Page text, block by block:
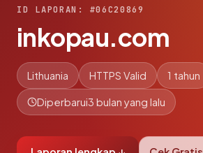
ID LAPORAN: #06C20869
inkopau.com
Lithuania HTTPS Valid 1 tahun
Diperbarui3 bulan yang lalu